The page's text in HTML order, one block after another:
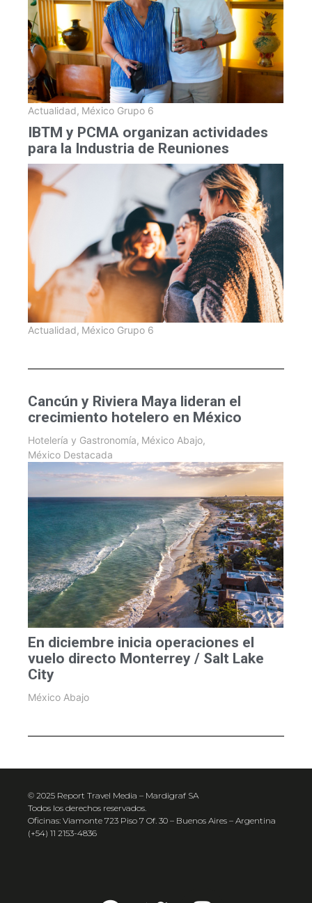
Actualidad, México Grupo 6
IBTM y PCMA organizan actividades
para la Industria de Reuniones
Actualidad, México Grupo 6
Cancún y Riviera Maya lideran el
crecimiento hotelero en México
Hotelería y Gastronomía, México Abajo,
México Destacada
En diciembre inicia operaciones el
vuelo directo Monterrey / Salt Lake
City
México Abajo
© 2025 Report Travel Media – Mardigraf SA
Todos los derechos reservados.
Oficinas: Viamonte 723 Piso 7 Of. 30 – Buenos Aires – Argentina
(+54) 11 2153-4836